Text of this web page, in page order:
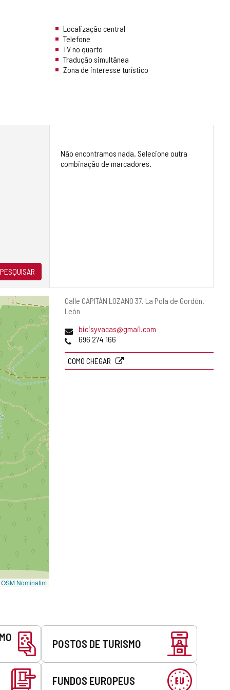
Localização central
Telefone
TV no quarto
Tradução simultânea
Zona de interesse turístico
Endereço
postal
Calle CAPITÁN LOZANO 37. La Pola de Gordón.
León
Endereço
de
bicisyvacas@gmail.com
Telefones
696 274 166
COMO CHEGAR
PESQUISAR
Não encontramos nada. Selecione outra
combinação de marcadores.
OSM Nominatim
POSTOS DE TURISMO
FUNDOS EUROPEUS